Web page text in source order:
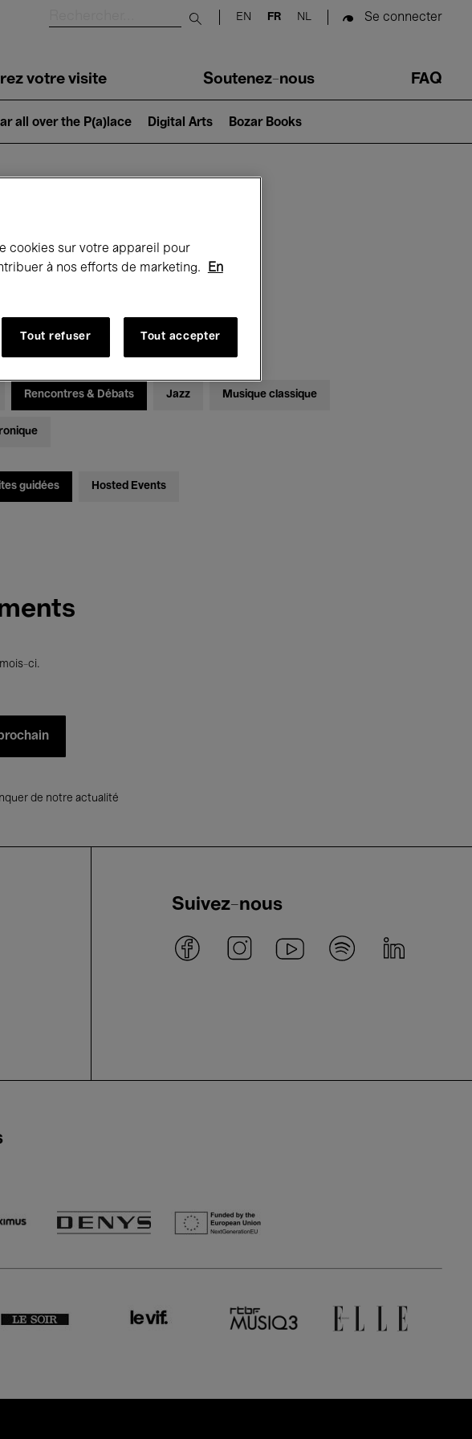
Submit search
EN FR NL Se connecter
votre visite Soutenez-nous FAQ
all over the P(a)lace Digital Arts Bozar Books
à Bozar
Rencontres & Débats Jazz Musique classique
guidées Hosted Events
ci.
de notre actualité
Suivez-nous
cookies sur votre appareil pour
à nos efforts de marketing.
En
Tout refuser Tout accepter